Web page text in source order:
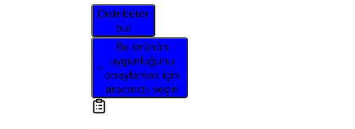
Distribütör
bul
Bu ürünün
uygunluğunu
onaylamak için
aracınızı seçin